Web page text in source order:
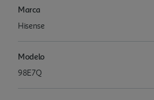
Marca
Hisense
Modelo
98E7Q